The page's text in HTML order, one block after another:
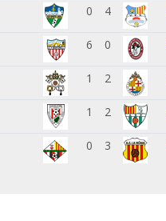
0 4
6 0
1 2
1 2
0 3